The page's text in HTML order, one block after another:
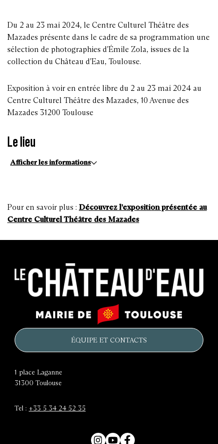
Du 2 au 23 mai 2024, le Centre Culturel Théâtre des
Mazades présente dans le cadre de sa programmation une
sélection de photographies d'Émile Zola, issues de la
collection du Château d'Eau, Toulouse.
Exposition à voir en entrée libre du 2 au 23 mai 2024 au
Centre Culturel Théâtre des Mazades, 10 Avenue des
Mazades 31200 Toulouse
Le lieu
Afficher les informations
Pour en savoir plus : Découvrez l’exposition présentée au
Centre Culturel Théâtre des Mazades
château
d'eau
Mairie
de
ÉQUIPE ET CONTACTS
1 place Laganne
31300 Toulouse
Tel : +33 5 34 24 52 35